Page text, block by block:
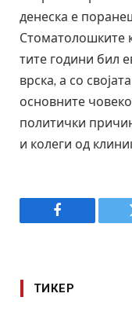
денеска е
Стоматолошките
тите години бил
врска, а со
основните
политички
и колеги од
Facebook
ТИКЕР